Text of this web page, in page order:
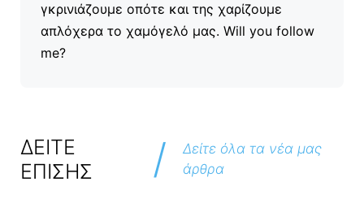
γκρινιάζουμε οπότε και της χαρίζουμε
απλόχερα το χαμόγελό μας. Will you follow
me?
ΔΕΙΤΕ
ΕΠΙΣΗΣ
/
Δείτε όλα τα νέα μας
άρθρα